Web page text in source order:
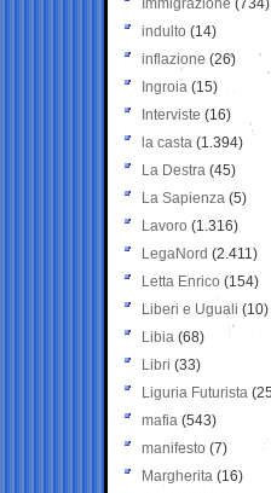
Immigrazione (734)
indulto (14)
inflazione (26)
Ingroia (15)
Interviste (16)
la casta (1.394)
La Destra (45)
La Sapienza (5)
Lavoro (1.316)
LegaNord (2.411)
Letta Enrico (154)
Liberi e Uguali (10)
Libia (68)
Libri (33)
Liguria Futurista
mafia (543)
manifesto (7)
Margherita (16)